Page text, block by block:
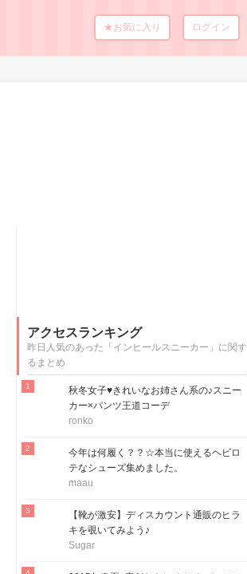
★お気に入り ログイン
アクセスランキング
昨日人気のあった「インヒールスニーカー」に関す
るまとめ
秋冬女子♥きれいなお姉さん系の♪スニー
カー×パンツ王道コーデ
ronko
今年は何履く？？☆本当に使えるヘビロ
テなシューズ集めました。
maau
【靴が激安】ディスカウント通販のヒラ
キを覗いてみよう♪
Sugar